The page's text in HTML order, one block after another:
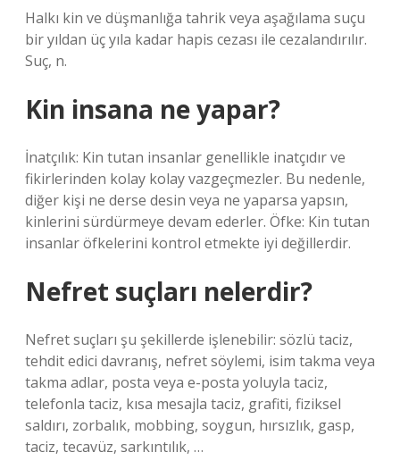
Halkı kin ve düşmanlığa tahrik veya aşağılama suçu
bir yıldan üç yıla kadar hapis cezası ile cezalandırılır.
Suç, n.
Kin insana ne yapar?
İnatçılık: Kin tutan insanlar genellikle inatçıdır ve
fikirlerinden kolay kolay vazgeçmezler. Bu nedenle,
diğer kişi ne derse desin veya ne yaparsa yapsın,
kinlerini sürdürmeye devam ederler. Öfke: Kin tutan
insanlar öfkelerini kontrol etmekte iyi değillerdir.
Nefret suçları nelerdir?
Nefret suçları şu şekillerde işlenebilir: sözlü taciz,
tehdit edici davranış, nefret söylemi, isim takma veya
takma adlar, posta veya e-posta yoluyla taciz,
telefonla taciz, kısa mesajla taciz, grafiti, fiziksel
saldırı, zorbalık, mobbing, soygun, hırsızlık, gasp,
taciz, tecavüz, sarkıntılık, …